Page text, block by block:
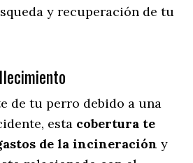
y recuperación de tu
de tu perro debido a una
esta cobertura te
de la incineración y